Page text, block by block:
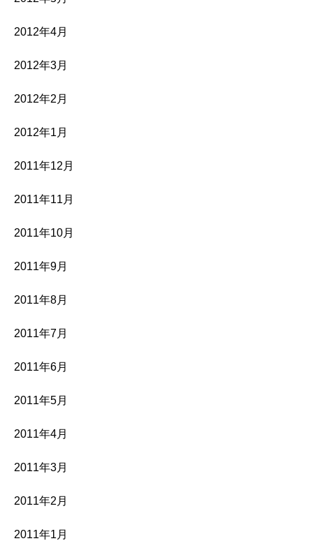
2012年4月
2012年3月
2012年2月
2012年1月
2011年12月
2011年11月
2011年10月
2011年9月
2011年8月
2011年7月
2011年6月
2011年5月
2011年4月
2011年3月
2011年2月
2011年1月